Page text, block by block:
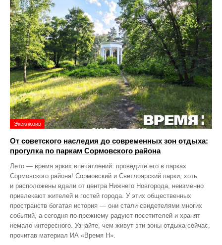
Эксклюзив
От советского наследия до современных зон отдыха:
прогулка по паркам Сормовского района
Лето — время ярких впечатлений: проведите его в парках
Сормовского района! Сормовский и Светлоярский парки, хоть
и расположены вдали от центра Нижнего Новгорода, неизменно
привлекают жителей и гостей города. У этих общественных
пространств богатая история — они стали свидетелями многих
событий, а сегодня по‑прежнему радуют посетителей и хранят
немало интересного. Узнайте, чем живут эти зоны отдыха сейчас,
прочитав материал ИА «Время Н».